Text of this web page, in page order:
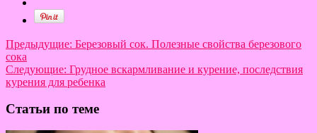
Предыдущие: Березовый сок. Полезные свойства березового
сока
Следующие: Грудное вскармливание и курение, последствия
курения для ребенка
Статьи по теме